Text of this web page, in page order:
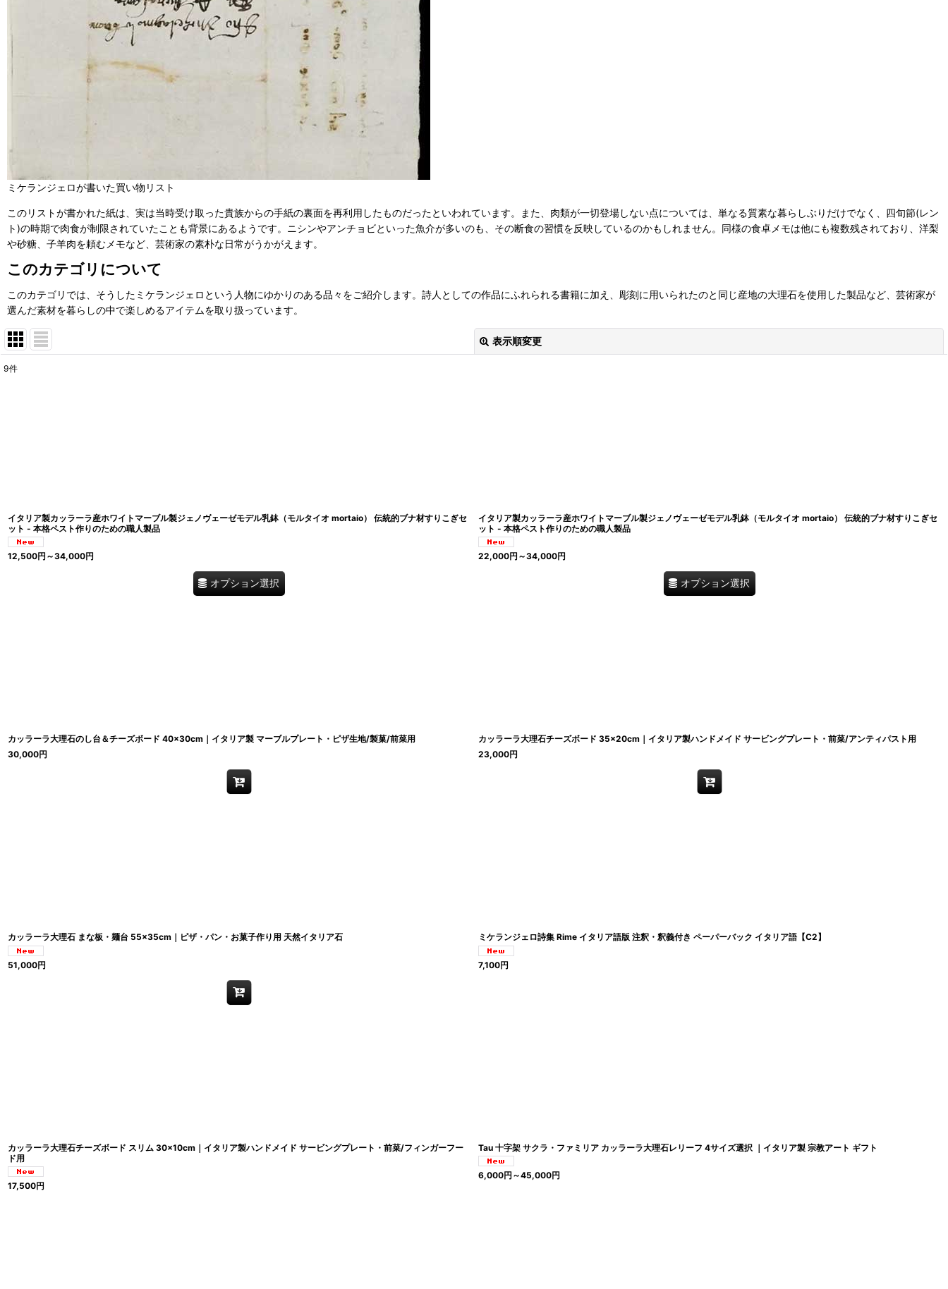
ミケランジェロが書いた買い物リスト
このリストが書かれた紙は、実は当時受け取った貴族からの手紙の裏面を再利用したものだったといわれています。また、肉類が一切登場しない点については、単なる質素な暮らしぶりだけでなく、四旬節(レン
ト)の時期で肉食が制限されていたことも背景にあるようです。ニシンやアンチョビといった魚介が多いのも、その断食の習慣を反映しているのかもしれません。同様の食卓メモは他にも複数残されており、洋梨
や砂糖、子羊肉を頼むメモなど、芸術家の素朴な日常がうかがえます。
このカテゴリについて
このカテゴリでは、そうしたミケランジェロという人物にゆかりのある品々をご紹介します。詩人としての作品にふれられる書籍に加え、彫刻に用いられたのと同じ産地の大理石を使用した製品など、芸術家が
選んだ素材を暮らしの中で楽しめるアイテムを取り扱っています。
表示順変更
9件
イタリア製カッラーラ産ホワイトマーブル製ジェノヴェーゼモデル乳鉢（モルタイオ mortaio） 伝統的ブナ材すりこぎセ
ット - 本格ペスト作りのための職人製品
12,500円 ～34,000円
オプション選択
イタリア製カッラーラ産ホワイトマーブル製ジェノヴェーゼモデル乳鉢（モルタイオ mortaio） 伝統的ブナ材すりこぎセ
ット - 本格ペスト作りのための職人製品
22,000円 ～34,000円
オプション選択
カッラーラ大理石のし台＆チーズボード 40×30cm｜イタリア製 マーブルプレート・ピザ生地/製菓/前菜用
30,000円
カッラーラ大理石チーズボード 35×20cm｜イタリア製ハンドメイド サービングプレート・前菜/アンティパスト用
23,000円
カッラーラ大理石 まな板・麺台 55×35cm｜ピザ・パン・お菓子作り用 天然イタリア石
51,000円
ミケランジェロ詩集 Rime イタリア語版 注釈・釈義付き ペーパーバック イタリア語【C2】
7,100円
カッラーラ大理石チーズボード スリム 30×10cm｜イタリア製ハンドメイド サービングプレート・前菜/フィンガーフー
ド用
17,500円
Tau 十字架 サクラ・ファミリア カッラーラ大理石レリーフ 4サイズ選択 ｜イタリア製 宗教アート ギフト
6,000円 ～45,000円